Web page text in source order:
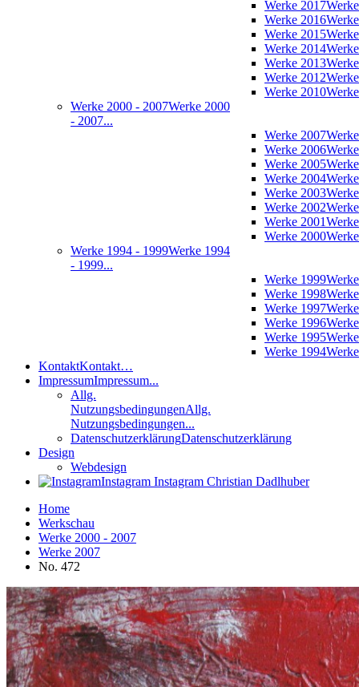
Werke 2017
Werke 2016
Werke 2015
Werke 2014
Werke 2013
Werke 2012
Werke 2010
Werke 2000 - 2007Werke 2000
- 2007...
Werke 2007
Werke 2006
Werke 2005
Werke 2004
Werke 2003
Werke 2002
Werke 2001
Werke 2000
Werke 1994 - 1999Werke 1994
- 1999...
Werke 1999
Werke 1998
Werke 1997
Werke 1996
Werke 1995
Werke 1994
KontaktKontakt…
ImpressumImpressum...
Allg.
NutzungsbedingungenAllg.
Nutzungsbedingungen...
DatenschutzerklärungDatenschutzerklärung
Design
Webdesign
Instagram Instagram Christian Dadlhuber
Home
Werkschau
Werke 2000 - 2007
Werke 2007
No. 472